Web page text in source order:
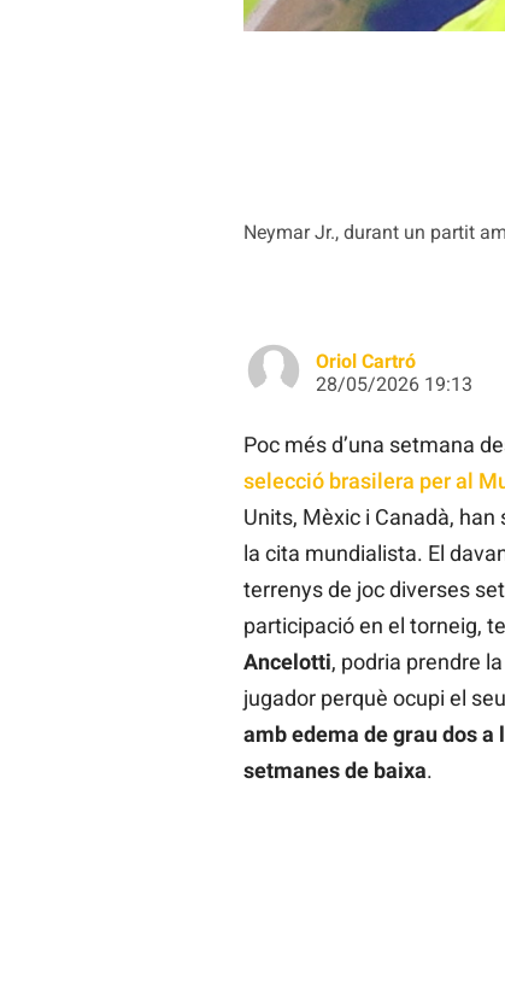
Neymar Jr., durant un partit
Oriol Cartró
28/05/2026 19:13
Poc més d’una setmana
selecció brasilera per al
Units, Mèxic i Canadà,
la cita mundialista. El
terrenys de joc diverses
participació en el torneig,
Ancelotti, podria prendre
jugador perquè ocupi el
amb edema de grau dos
setmanes de baixa.